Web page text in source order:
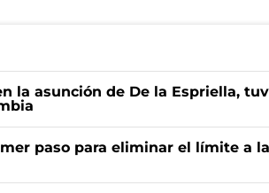
la asunción de De la Espriella,
paso para eliminar el límite a